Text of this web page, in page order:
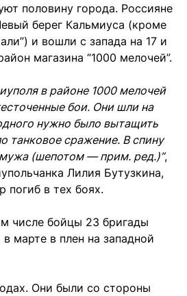
половину города. Россияне
берег Кальмиуса (кроме
и вошли с запада на 17 и
магазина “1000 мелочей”.
в районе 1000 мелочей
бои. Они шли на
нужно было вытащить
танковое сражение. В спину
(шепотом — прим. ред.)”,
Лилия Бутузкина,
погиб в тех боях.
числе бойцы 23 бригады
марте в плен на западной
Они были со стороны